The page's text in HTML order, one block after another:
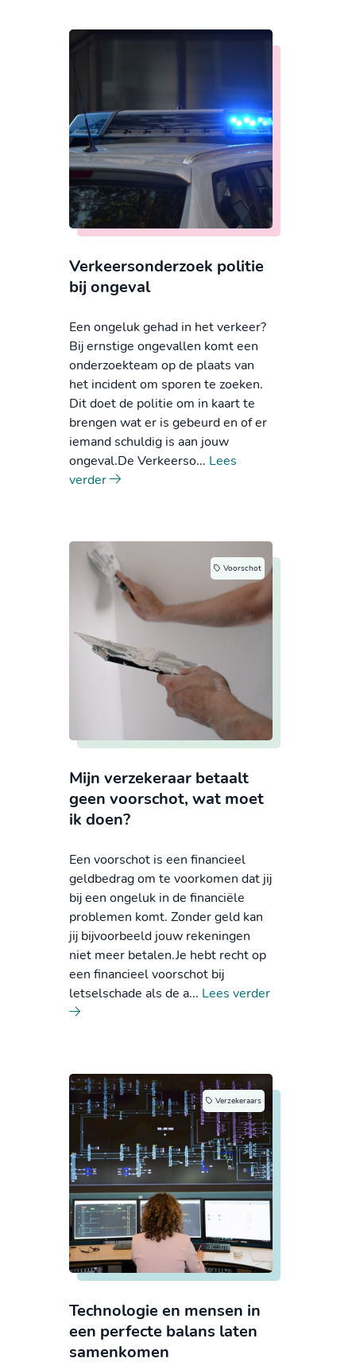
Verkeersonderzoek politie
bij ongeval
Een ongeluk gehad in het verkeer?
Bij ernstige ongevallen komt een
onderzoekteam op de plaats van
het incident om sporen te zoeken.
Dit doet de politie om in kaart te
brengen wat er is gebeurd en of er
iemand schuldig is aan jouw
ongeval.De Verkeerso... Lees
verder
Voorschot
Mijn verzekeraar betaalt
geen voorschot, wat moet
ik doen?
Een voorschot is een financieel
geldbedrag om te voorkomen dat jij
bij een ongeluk in de financiële
problemen komt. Zonder geld kan
jij bijvoorbeeld jouw rekeningen
niet meer betalen.Je hebt recht op
een financieel voorschot bij
letselschade als de a... Lees verder
Verzekeraars
Technologie en mensen in
een perfecte balans laten
samenkomen